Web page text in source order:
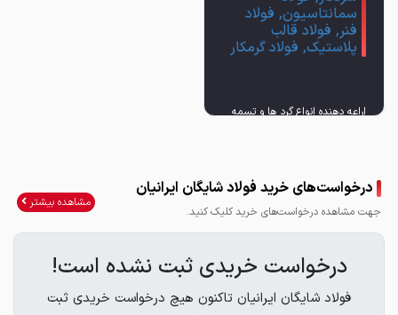
سمانتاسیون, فولاد
فنر, فولاد قالب
پلاستیک, فولاد گرمکار
اراعه دهنده انواع گرد ها و تسمه
درخواست‌های خرید فولاد شایگان ایرانیان
جهت مشاهده درخواست‌های خرید کلیک کنید.
مشاهده بیشتر
درخواست خریدی ثبت نشده است!
فولاد شایگان ایرانیان تاکنون هیچ درخواست خریدی ثبت